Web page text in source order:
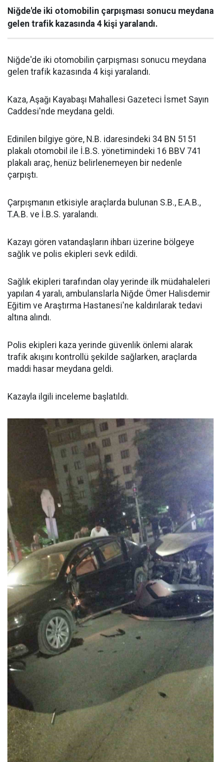
Niğde'de iki otomobilin çarpışması sonucu meydana
gelen trafik kazasında 4 kişi yaralandı.
Niğde'de iki otomobilin çarpışması sonucu meydana
gelen trafik kazasında 4 kişi yaralandı.
Kaza, Aşağı Kayabaşı Mahallesi Gazeteci İsmet Sayın
Caddesi'nde meydana geldi.
Edinilen bilgiye göre, N.B. idaresindeki 34 BN 5151
plakalı otomobil ile İ.B.S. yönetimindeki 16 BBV 741
plakalı araç, henüz belirlenemeyen bir nedenle
çarpıştı.
Çarpışmanın etkisiyle araçlarda bulunan S.B., E.A.B.,
T.A.B. ve İ.B.S. yaralandı.
Kazayı gören vatandaşların ihbarı üzerine bölgeye
sağlık ve polis ekipleri sevk edildi.
Sağlık ekipleri tarafından olay yerinde ilk müdahaleleri
yapılan 4 yaralı, ambulanslarla Niğde Ömer Halisdemir
Eğitim ve Araştırma Hastanesi'ne kaldırılarak tedavi
altına alındı.
Polis ekipleri kaza yerinde güvenlik önlemi alarak
trafik akışını kontrollü şekilde sağlarken, araçlarda
maddi hasar meydana geldi.
Kazayla ilgili inceleme başlatıldı.